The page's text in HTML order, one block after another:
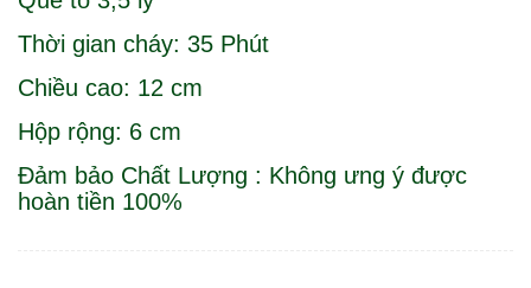
Thời gian cháy: 35 Phút
Chiều cao: 12 cm
Hộp rộng: 6 cm
Đảm bảo Chất Lượng : Không ưng ý được
hoàn tiền 100%